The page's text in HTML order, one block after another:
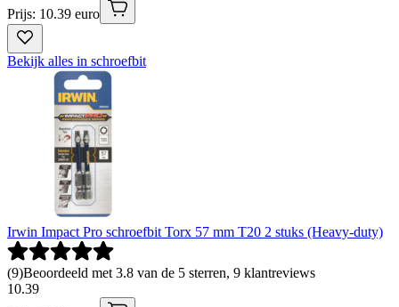
Prijs: 10.39 euro
Bekijk alles in schroefbit
Irwin Impact Pro schroefbit Torx 57 mm T20 2 stuks (Heavy-duty)
(9)Beoordeeld met 3.8 van de 5 sterren, 9 klantreviews
10.39